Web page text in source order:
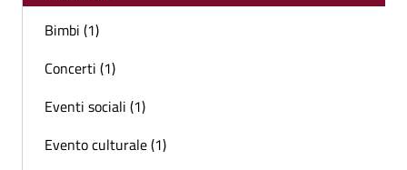
Bimbi (1)
Concerti (1)
Eventi sociali (1)
Evento culturale (1)